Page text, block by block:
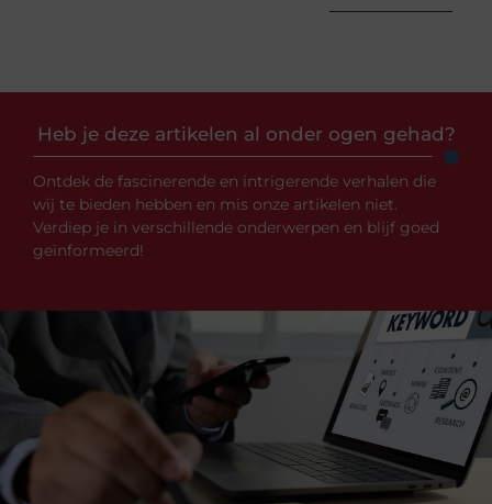
Heb je deze artikelen al onder ogen gehad?
Ontdek de fascinerende en intrigerende verhalen die
wij te bieden hebben en mis onze artikelen niet.
Verdiep je in verschillende onderwerpen en blijf goed
geïnformeerd!